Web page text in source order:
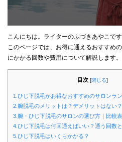
こんにちは。ライターのふづきあやこです
このページでは、お得に通えるおすすめ
にかかる回数や費用について解説します。
目次 [閉じる]
1.ひじ下脱毛がお得なおすすめのサロンラ
2.腕脱毛のメリットは？デメリットはない？
3.腕・ひじ下脱毛のサロンの選び方｜比較
4.ひじ下脱毛は何回通えばいい？通う回数
5.ひじ下脱毛はいくらかかる？